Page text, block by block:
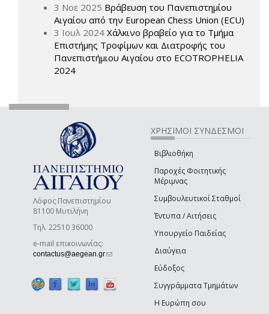
3 Νοε 2025 Βράβευση του Πανεπιστημίου
Αιγαίου από την European Chess Union (ECU)
3 Ιουλ 2024 Χάλκινο βραβείο για το Τμήμα
Επιστήμης Τροφίμων και Διατροφής του
Πανεπιστήμιου Αιγαίου στο ECOTROPHELIA
2024
Λόφος Πανεπιστημίου
81100 Μυτιλήνη
Τηλ. 22510 36000
e-mail επικοινωνίας:
contactus@aegean.gr(link sends e-mail)
ΧΡΗΣΙΜΟΙ ΣΥΝΔΕΣΜΟΙ
Βιβλιοθήκη
Παροχές Φοιτητικής
Μέριμνας
Συμβουλευτικοί Σταθμοί
Έντυπα / Αιτήσεις
Υπουργείο Παιδείας
Διαύγεια
Εύδοξος
Συγγράμματα Τμημάτων
Η Ευρώπη σου